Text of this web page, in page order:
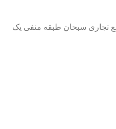
تجاری سبحان طبقه منفی یک